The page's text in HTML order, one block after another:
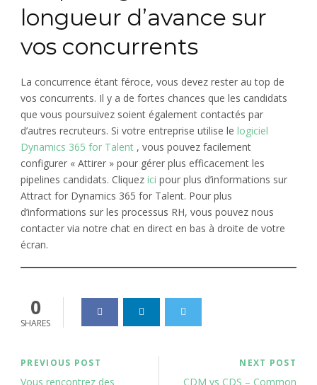
longueur d’avance sur
vos concurrents
La concurrence étant féroce, vous devez rester au top de
vos concurrents. Il y a de fortes chances que les candidats
que vous poursuivez soient également contactés par
d’autres recruteurs. Si votre entreprise utilise le logiciel
Dynamics 365 for Talent , vous pouvez facilement
configurer « Attirer » pour gérer plus efficacement les
pipelines candidats. Cliquez ici pour plus d’informations sur
Attract for Dynamics 365 for Talent. Pour plus
d’informations sur les processus RH, vous pouvez nous
contacter via notre chat en direct en bas à droite de votre
écran.
0
SHARES
PREVIOUS POST
Vous rencontrez des
NEXT POST
CDM vs CDS – Common